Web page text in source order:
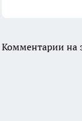
Комментарии на